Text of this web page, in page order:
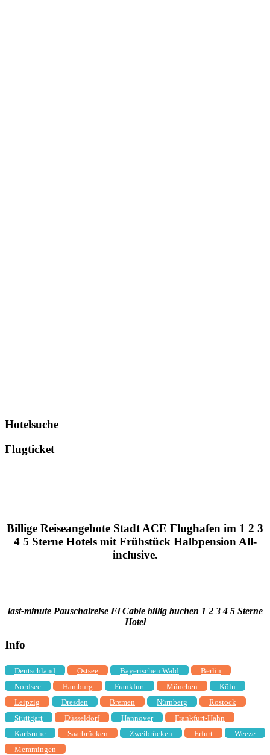
Hotelsuche
Flugticket
Billige Reiseangebote Stadt ACE Flughafen im 1 2 3
4 5 Sterne Hotels mit Frühstück Halbpension All-
inclusive.
last-minute Pauschalreise El Cable billig buchen 1 2 3 4 5 Sterne
Hotel
Info
Deutschland Ostsee Bayerischen Wald
Berlin
Nordsee
Hamburg Frankfurt München
Köln
Leipzig
Dresden Bremen Nürnberg
Rostock
Stuttgart
Düsseldorf Hannover
Frankfurt-Hahn
Karlsruhe
Saarbrücken Zweibrücken Erfurt
Weeze
Memmingen